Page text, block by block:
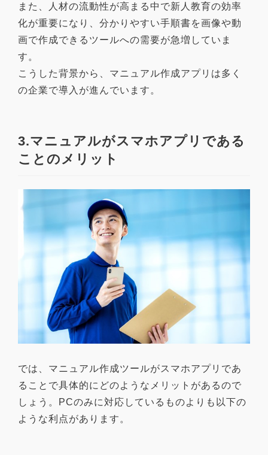
また、人材の流動性が高まる中で新人教育の効率
化が重要になり、分かりやすい手順書を画像や動
画で作成できるツールへの需要が急増していま
す。
こうした背景から、マニュアル作成アプリは多く
の企業で導入が進んでいます。
3.マニュアルがスマホアプリである
ことのメリット
では、マニュアル作成ツールがスマホアプリであ
ることで具体的にどのようなメリットがあるので
しょう。PCのみに対応しているものよりも以下の
ような利点があります。